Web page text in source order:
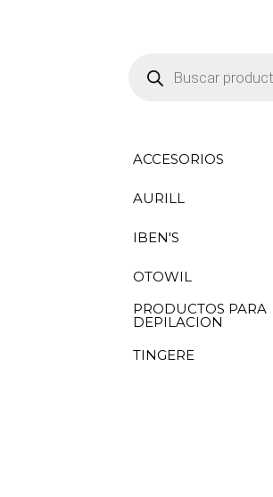
productos
ACCESORIOS
AURILL
IBEN'S
OTOWIL
PRODUCTOS PARA
DEPILACION
TINGERE